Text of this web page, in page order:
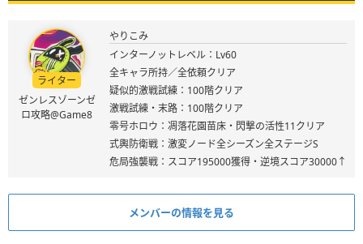
ライター
ゼンレスゾーンゼ
ロ攻略@Game8
やりこみ
インターノットレベル：Lv60
全キャラ所持／全依頼クリア
疑似的激戦試練：100階クリア
激戦試練・末路：100階クリア
零号ホロウ：凋落花園苗床・閃撃の活性11クリア
式輿防衛戦：激変ノード全シーズン全ステージS
危局強襲戦：スコア195000獲得・逆境スコア30000↑
メンバーの情報を見る